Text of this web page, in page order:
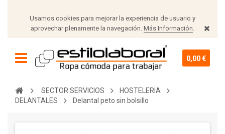
Usamos cookies para mejorar la experiencia de usuario y
aprovechar plenamente la navegación. Más Información.
0,00 €
SECTOR SERVICIOS
HOSTELERIA
DELANTALES
Delantal peto sin bolsillo